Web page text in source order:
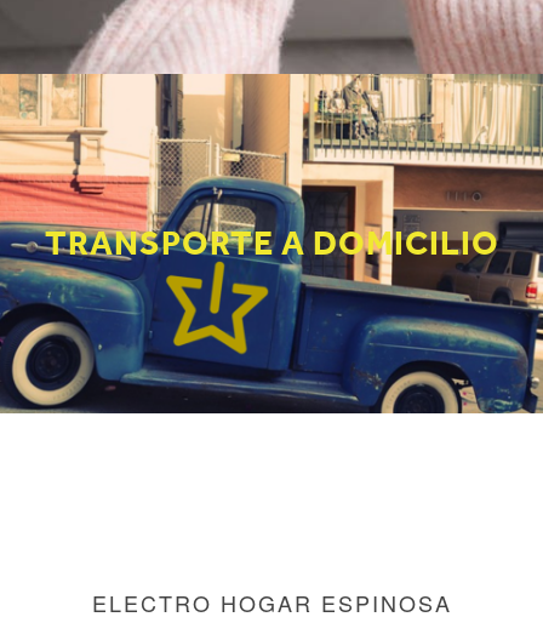
TRANSPORTE A DOMICILIO
ELECTRO HOGAR ESPINOSA